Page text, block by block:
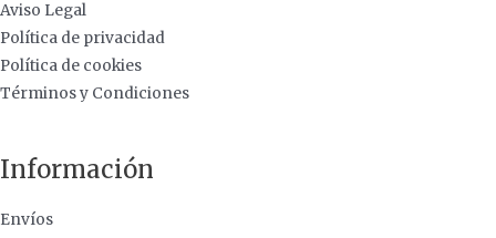
Aviso Legal
Política de privacidad
Política de cookies
Términos y Condiciones
Información
Envíos